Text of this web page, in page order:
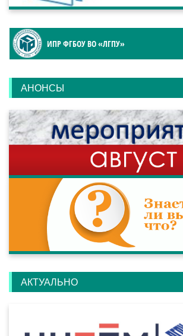
ИПР ФГБОУ ВО «ЛГПУ»
АНОНСЫ
АКТУАЛЬНО